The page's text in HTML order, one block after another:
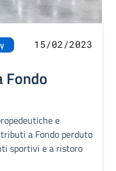
15/02/2023
Fondo
e
a Fondo perduto
sportivi e a ristoro